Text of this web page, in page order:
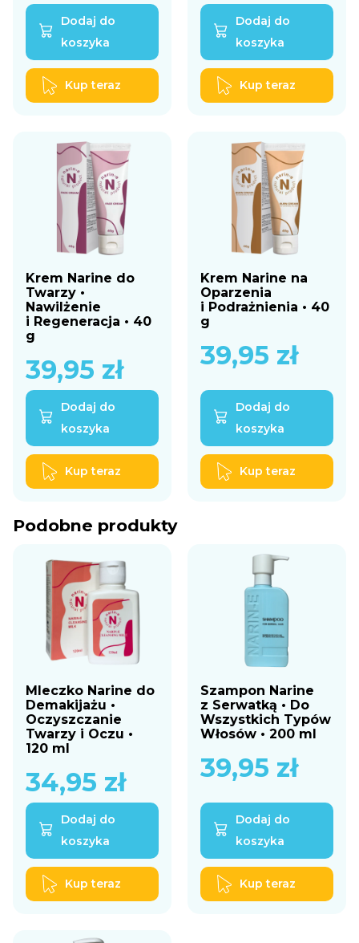
Dodaj do
koszyka
Kup teraz
Dodaj do
koszyka
Kup teraz
Krem Narine do
Twarzy •
Nawilżenie
i Regeneracja • 40
g
39,95 zł
Dodaj do
koszyka
Kup teraz
Krem Narine na
Oparzenia
i Podrażnienia • 40
g
39,95 zł
Dodaj do
koszyka
Kup teraz
Podobne produkty
Mleczko Narine do
Demakijażu •
Oczyszczanie
Twarzy i Oczu •
120 ml
34,95 zł
Dodaj do
koszyka
Kup teraz
Szampon Narine
z Serwatką • Do
Wszystkich Typów
Włosów • 200 ml
39,95 zł
Dodaj do
koszyka
Kup teraz